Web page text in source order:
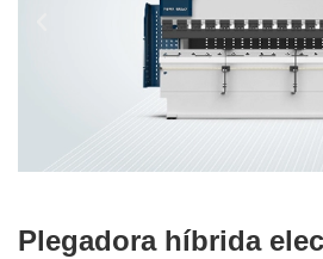
Plegadora híbrida